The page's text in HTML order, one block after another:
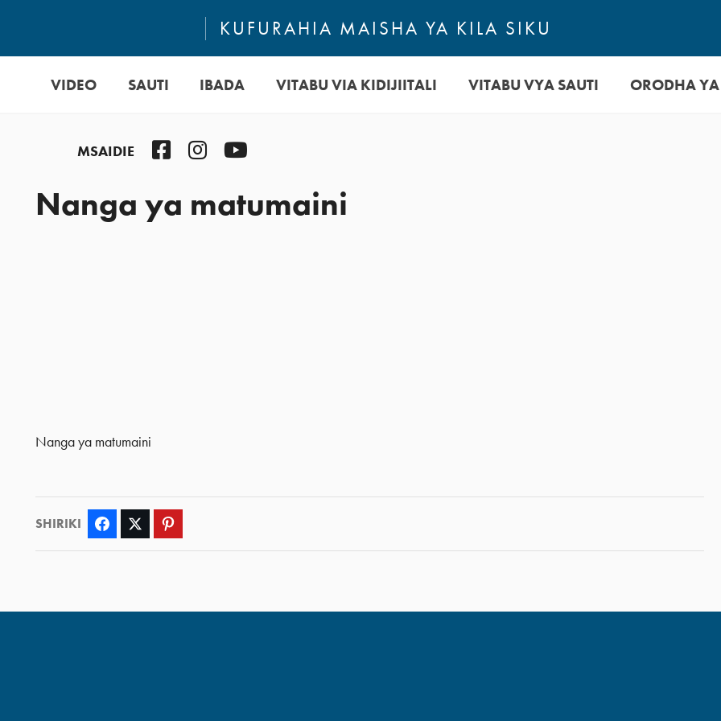
KUFURAHIA MAISHA YA KILA SIKU
VIDEO SAUTI IBADA VITABU VIA KIDIJIITALI VITABU VYA SAUTI ORODHA
MSAIDIE FacebookInstagram
Nanga ya matumaini
Nanga ya matumaini
SHIRIKI Facebook Twitter